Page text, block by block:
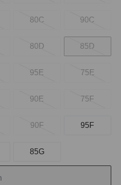
80C 90C
80D 85D
95E 75E
90E 75F
90F 95F
85G